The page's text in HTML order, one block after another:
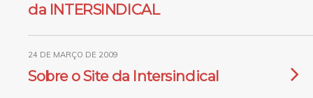
da INTERSINDICAL
24 DE MARÇO DE 2009
Sobre o Site da Intersindical